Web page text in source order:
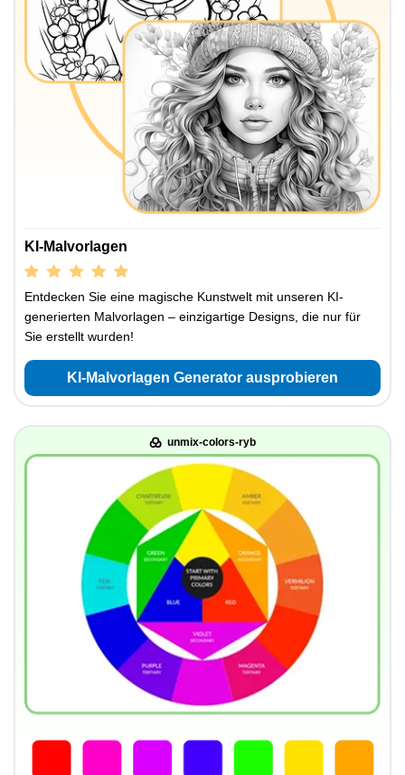
KI-Malvorlagen
Entdecken Sie eine magische Kunstwelt mit unseren KI-
generierten Malvorlagen – einzigartige Designs, die nur für
Sie erstellt wurden!
KI-Malvorlagen Generator ausprobieren
unmix-colors-ryb